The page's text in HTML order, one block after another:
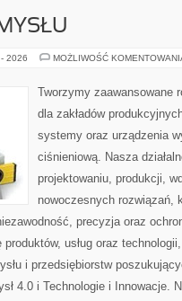
2026 MOŻLIWOŚĆ
Tworzymy zaawansowane
dla zakładów
systemy oraz urządzenia
ciśnieniową. Nasza
projektowaniu, produkcji,
nowoczesnych rozwiązań,
precyzja oraz
usług oraz
i przedsiębiorstw
4.0 i Technologie i Innowacje.